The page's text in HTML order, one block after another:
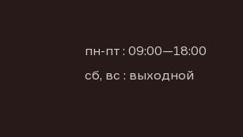
пн-пт : 09:00—18:00
сб, вс : выходной